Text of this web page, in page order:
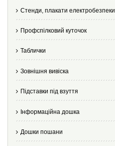
Стенди, плакати електробезпеки
Профспілковий куточок
Таблички
Зовнішня вивіска
Підставки під взуття
Інформаційна дошка
Дошки пошани